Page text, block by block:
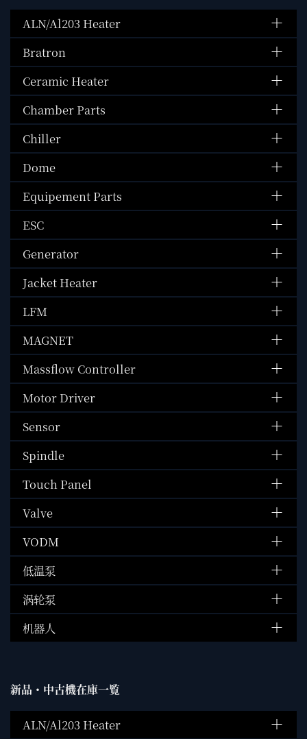
ALN/Al203 Heater
Bratron
Ceramic Heater
Chamber Parts
Chiller
Dome
Equipement Parts
ESC
Generator
Jacket Heater
LFM
MAGNET
Massflow Controller
Motor Driver
Sensor
Spindle
Touch Panel
Valve
VODM
低温泵
涡轮泵
机器人
新品・中古機在庫一覧
ALN/Al203 Heater